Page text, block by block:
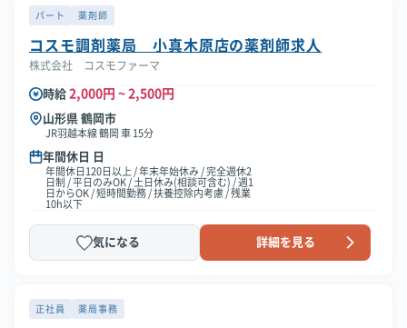
パート 薬剤師
コスモ調剤薬局 小真木原店の薬剤師求人
株式会社 コスモファーマ
時給 2,000円 ~ 2,500円
山形県 鶴岡市
JR羽越本線 鶴岡 車 15分
年間休日 日
年間休日120日以上 / 年末年始休み / 完全週休2
日制 / 平日のみOK / 土日休み(相談可含む) / 週1
日からOK / 短時間勤務 / 扶養控除内考慮 / 残業
10h以下
気になる 詳細を見る
正社員 薬局事務